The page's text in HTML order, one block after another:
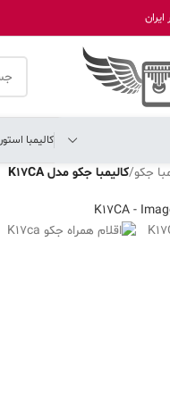
کالیمبا استور
جکو/کالیمبا جکو مدل K17CA